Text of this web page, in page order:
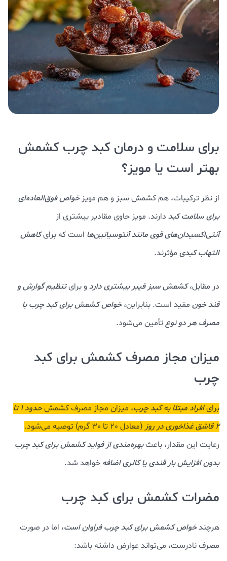
برای سلامت و درمان کبد چرب کشمش
بهتر است یا مویز؟
از نظر ترکیبات، هم کشمش سبز و هم مویزخواص فوق‌العاده‌ای
برای سلامت کبد دارند. مویز حاوی مقادیر بیشتری از
آنتی‌اکسیدان‌های قوی مانند آنتوسیانین‌ها است که برایکاهش
التهاب کبدی مؤثرند.
در مقابل،کشمش سبز فیبر بیشتری دارد و برایتنظیم گوارش و
قند خون مفید است. بنابراین،خواص کشمش برای کبد چرب با
مصرف هر دو نوع تأمین می‌شود.
میزان مجاز مصرف کشمش برای کبد
چرب
برایافراد مبتلا به کبد چرب، میزان مجاز مصرف کشمش
حدود 1 تا
2 قاشق غذاخوری در روز
(معادل 20 تا 30 گرم) توصیه می‌شود.
رعایت این مقدار، باعثبهره‌مندی از فواید کشمش برای کبد چرب
بدون افزایش بار قندی یا کالری اضافه خواهد شد.
مضرات کشمش برای کبد چرب
هرچندخواص کشمش برای کبد چرب فراوان است، اما در صورت
مصرف نادرست، می‌تواند عوارض داشته باشد: